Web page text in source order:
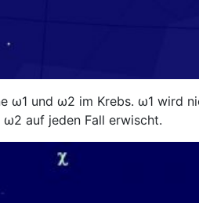
ω1 und ω2 im Krebs. ω1 wird
auf jeden Fall erwischt.